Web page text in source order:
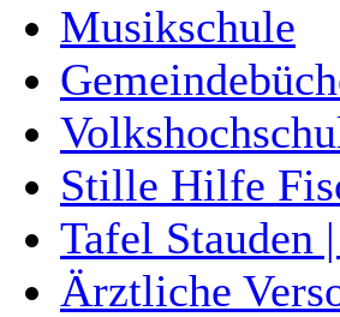
Musikschule
Stille Hilfe
Tafel Stauden
Ärztliche